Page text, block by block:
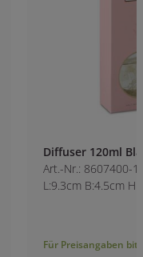
Diffuser 120ml
Art.-Nr.: 8607400-
L:9.3cm B:4.5cm
Für Preisangaben